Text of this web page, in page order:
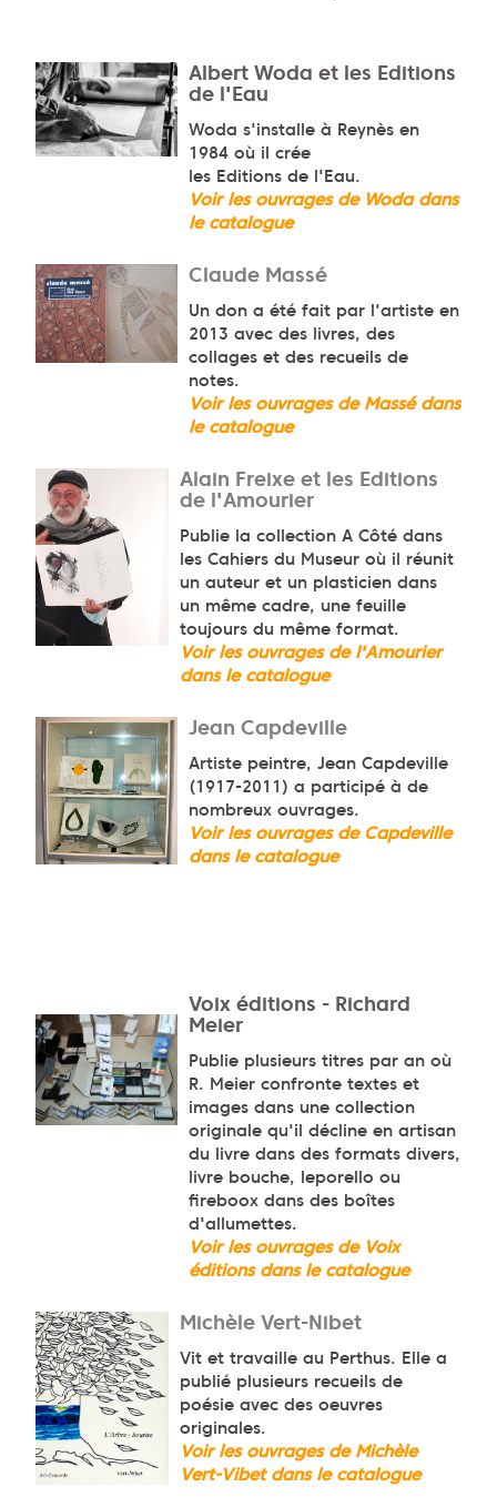
Albert Woda et les Editions
de l'Eau
Woda s'installe à Reynès en
1984 où il crée
les Editions de l'Eau.
Voir les ouvrages de Woda dans
le catalogue
Claude Massé
Un don a été fait par l'artiste en
2013 avec des livres, des
collages et des recueils de
notes.
Voir les ouvrages de Massé dans
le catalogue
Alain Freixe et les Editions
de l'Amourier
Publie la collection A Côté dans
les Cahiers du Museur où il réunit
un auteur et un plasticien dans
un même cadre, une feuille
toujours du même format.
Voir les ouvrages de l'Amourier
dans le catalogue
Jean Capdeville
Artiste peintre, Jean Capdeville
(1917-2011) a participé à de
nombreux ouvrages.
Voir les ouvrages de Capdeville
dans le catalogue
Voix éditions - Richard
Meier
Publie plusieurs titres par an où
R. Meier confronte textes et
images dans une collection
originale qu'il décline en artisan
du livre dans des formats divers,
livre bouche, leporello ou
fireboox dans des boîtes
d'allumettes.
Voir les ouvrages de Voix
éditions dans le catalogue
Michèle Vert-Nibet
Vit et travaille au Perthus. Elle a
publié plusieurs recueils de
poésie avec des oeuvres
originales.
Voir les ouvrages de Michèle
Vert-Vibet dans le catalogue